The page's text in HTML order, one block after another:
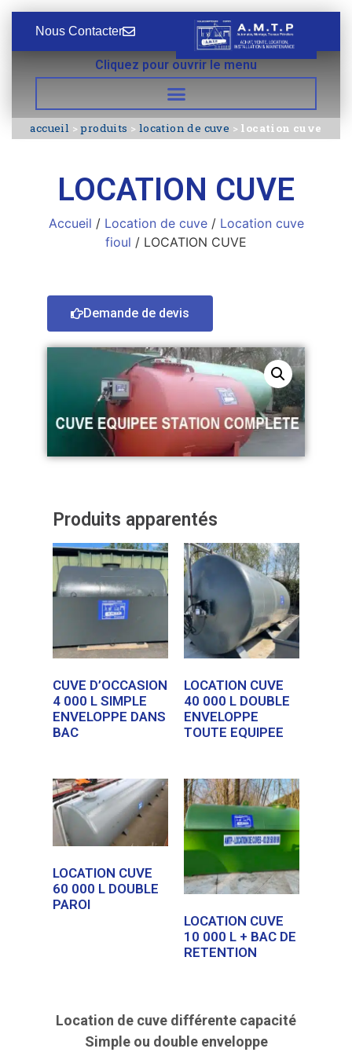
Nous Contacter
Cliquez pour ouvrir le menu
accueil >produits > location de cuve > location cuve
LOCATION CUVE
Accueil / Location de cuve/ Location cuve
fioul / LOCATION CUVE
Demande de devis
Produits apparentés
CUVE D’OCCASION
4 000 L SIMPLE
ENVELOPPE DANS
BAC
LOCATION CUVE
40 000 L DOUBLE
ENVELOPPE
TOUTE EQUIPEE
LOCATION CUVE
60 000 L DOUBLE
PAROI
LOCATION CUVE
10 000 L + BAC DE
RETENTION
Location de cuve différente capacité
Simple ou double enveloppe